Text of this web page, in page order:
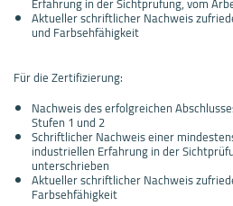
Aktueller schriftlicher Nachweis
und Farbsehfähigkeit
Für die Zertifizierung:
Nachweis des erfolgreichen
Stufen 1 und 2
Schriftlicher Nachweis einer
industriellen Erfahrung in der
unterschrieben
Aktueller schriftlicher Nachweis
Farbsehfähigkeit